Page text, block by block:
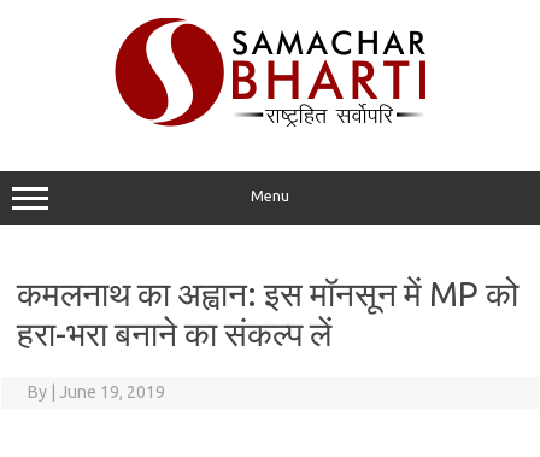
Menu
कमलनाथ का अह्वान: इस मॉनसून में MP को
हरा-भरा बनाने का संकल्प लें
By June 19, 2019